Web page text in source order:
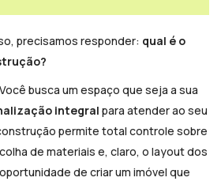
precisamos responder: qual é o
busca um espaço que seja a sua
integral para atender ao seu
permite total controle sobre
de materiais e, claro, o layout dos
de criar um imóvel que